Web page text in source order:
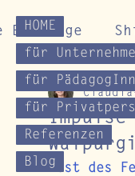
HOME
für
für
für
Referenzen
Blog
Beiträge
Claudia
Fest des